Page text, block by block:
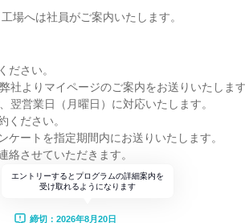
場へは社員がご案内いたします。
ださい。
社よりマイページのご案内をお送りいたしま
営業日（月曜日）に対応いたします。
ください。
ートを指定期間内にお送りいたします。
絡させていただきます。
エントリーするとプログラムの詳細案内を
受け取れるようになります
締切：2026年8月20日